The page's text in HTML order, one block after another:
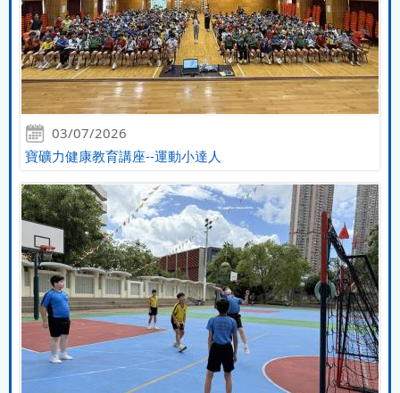
03/07/2026
寶礦力健康教育講座--運動小達人